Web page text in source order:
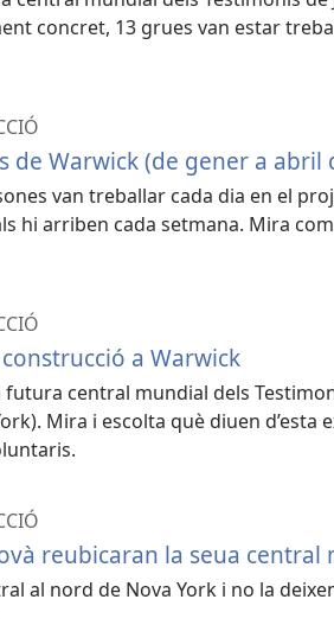
concret, 13 grues van estar
de Warwick (de gener a abril
van treballar cada dia en el
hi arriben cada setmana. Mira
a Warwick
futura central mundial dels
Mira i escolta què diuen d’esta
reubicaran la seua central
al nord de Nova York i no la